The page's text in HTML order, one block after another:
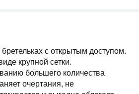
с открытым доступом.
крупной сетки.
большего количества
очертания, не